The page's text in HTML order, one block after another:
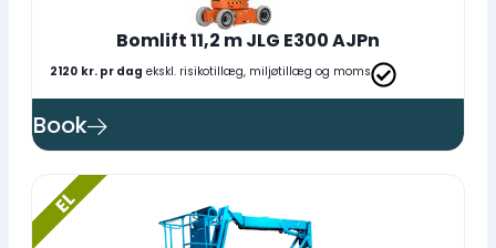
Bomlift 11,2 m JLG E300 AJPn
2120 kr. pr dag ekskl. risikotillæg, miljøtillæg og moms
Book
EL